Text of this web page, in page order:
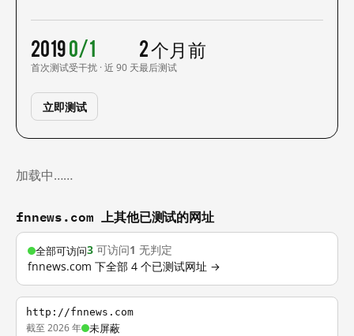
2019
首次测试
0/1
受干扰 · 近 90 天
2 个月前
最后测试
立即测试
加载中……
fnnews.com 上其他已测试的网址
全部可访问3 可访问1 无判定
fnnews.com 下全部 4 个已测试网址 →
http://fnnews.com
截至 2026 年 未屏蔽